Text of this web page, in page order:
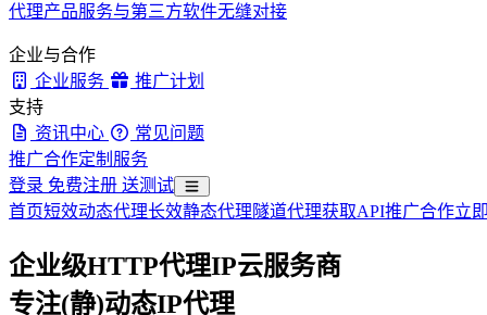
代理产品服务与第三方软件无缝对接
企业与合作
企业服务
推广计划
支持
资讯中心
常见问题
推广合作定制服务
登录 免费注册 送测试
首页短效动态代理长效静态代理隧道代理获取API推广合作立
企业级HTTP代理IP云服务商
专注(静)动态IP代理